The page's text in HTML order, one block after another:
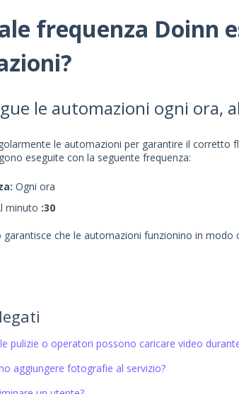
frequenza Doinn
le automazioni ogni ora,
le automazioni per garantire il corretto
eseguite con la seguente frequenza:
Ogni ora
minuto :30
garantisce che le automazioni funzionino in modo
pulizie o operatori possono caricare video
aggiungere fotografie al servizio?